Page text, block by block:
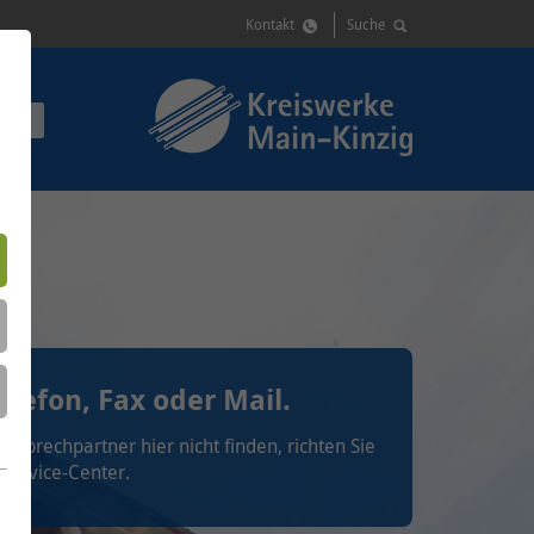
Kontakt Suche
Fax oder Mail.
hier nicht finden, richten Sie
Center.